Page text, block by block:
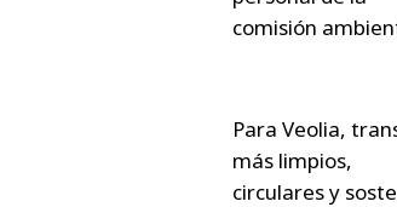
comisión
Para Veolia,
más limpios,
circulares y